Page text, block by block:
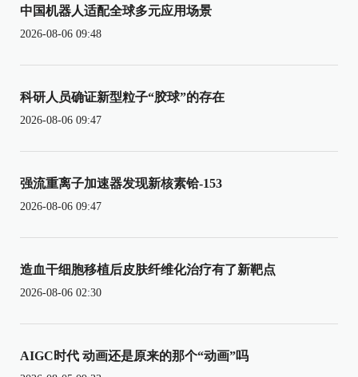
中国机器人适配全球多元应用场景
2026-08-06 09:48
科研人员确证新型粒子“胶球”的存在
2026-08-06 09:47
强流重离子加速器发现新核素铪-153
2026-08-06 09:47
造血干细胞移植后皮肤纤维化治疗有了新靶点
2026-08-06 02:30
AIGC时代 动画还是原来的那个“动画”吗